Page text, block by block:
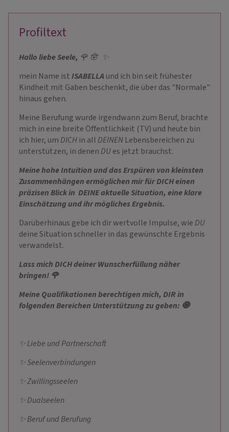
Profiltext
Hallo liebe Seele, 🌹 🪬 ✨
mein Name istISABELLA und ich bin seit frühester
Kindheit mit Gaben beschenkt, die über das "Normale"
hinaus gehen.
Meine Berufung wurde irgendwann zum Beruf, brachte
mich in eine breite Öffentlichkeit (TV) und heute bin
ich hier, umDICH in allDEINEN Lebensbereichen zu
unterstützen, in denenDUes jetzt brauchst.
Meine hohe Intuition und das Erspüren von kleinsten
Zusammenhängen ermöglichen mir für DICH einen
präzisen Blick in DEINE aktuelle Situation, eine klare
Einschätzung und ihr mögliches Ergebnis.
Darüberhinaus gebe ich dir wertvolle Impulse, wieDU
deine Situation schneller in das gewünschte Ergebnis
verwandelst.
Lass mich DICH deiner Wunscherfüllung näher
bringen! 🌹
Meine Qualifikationen berechtigen mich, DIR in
folgenden Bereichen Unterstützung zu geben: 🧿
✨ Liebe und Partnerschaft
✨ Seelenverbindungen
✨ Zwillingsseelen
✨ Dualseelen
✨ Beruf und Berufung